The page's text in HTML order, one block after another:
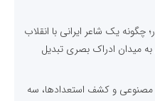
چگونه یک شاعر ایرانی با انقلاب
میدان ادراک بصری تبدیل
مصنوعی و کشف استعدادها، سه